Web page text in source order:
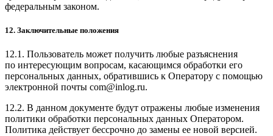
федеральным законом.
12. Заключительные положения
12.1. Пользователь может получить любые разъяснения
по интересующим вопросам, касающимся обработки его
персональных данных, обратившись к Оператору с помощью
электронной почты com@inlog.ru.
12.2. В данном документе будут отражены любые изменения
политики обработки персональных данных Оператором.
Политика действует бессрочно до замены ее новой версией.